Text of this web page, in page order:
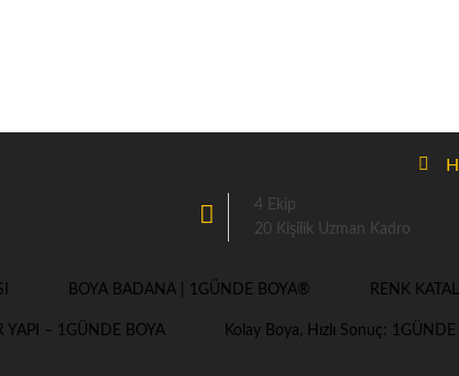
4 Ekip
20 Kişilik Uzman Kadro
BOYA BADANA | 1GÜNDE BOYA® RENK
YAPI – 1GÜNDE BOYA Kolay Boya, Hızlı Sonuç: 1GÜNDE